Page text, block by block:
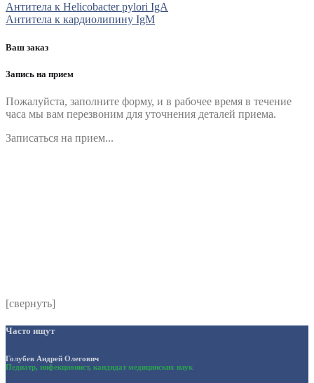
Антитела к Helicobacter pylori IgA
Антитела к кардиолипину IgM
Ваш заказ
Запись на прием
Пожалуйста, заполните форму, и в рабочее время в течение
часа мы вам перезвоним для уточнения деталей приема.
Записаться на прием...
[свернуть]
Часто ищут
Голубев Андрей Олегович
Педиатр, инфекционист, кандидат медицинских наук